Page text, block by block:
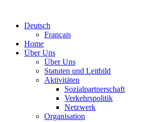
Deutsch
Français
Home
Über Uns
Über Uns
Statuten und Leitbild
Aktivitäten
Sozialpartnerschaft
Verkehrspolitik
Netzwerk
Organisation